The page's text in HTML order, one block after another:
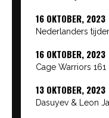
16 OKTOBER, 2023
Nederlanders
16 OKTOBER, 2023
Cage Warriors 161
13 OKTOBER, 2023
Dasuyev & Leon